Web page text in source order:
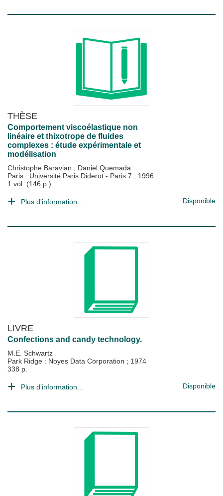
THÈSE
Comportement viscoélastique non
linéaire et thixotrope de fluides
complexes : étude expérimentale et
modélisation
Christophe Baravian ; Daniel Quemada
Paris : Université Paris Diderot - Paris 7 ; 1996
1 vol. (146 p.)
Plus d'information... Disponible
LIVRE
Confections and candy technology.
M.E. Schwartz
Park Ridge : Noyes Data Corporation ; 1974
338 p.
Plus d'information... Disponible